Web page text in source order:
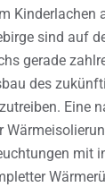
Kinderlachen
sind auf
gerade
des
Eine
mit